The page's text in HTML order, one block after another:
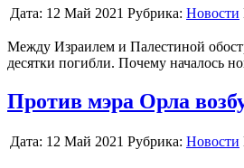
Дата: 12 Май 2021 Рубрика: Новости
Между Израилем и Палестиной
десятки погибли. Почему началось
Против мэра Орла
Дата: 12 Май 2021 Рубрика: Новости